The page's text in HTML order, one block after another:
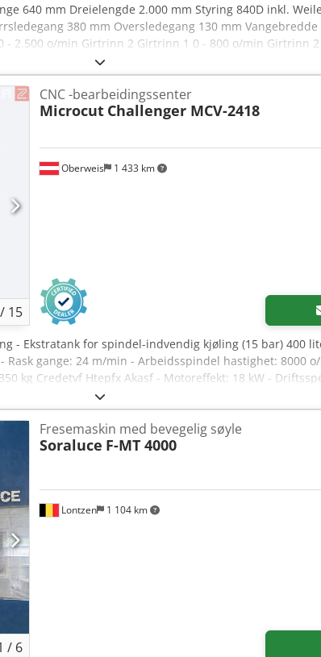
640 mm Dreielengde 2.000 mm Styring 840D inkl.
380 mm Oversledegang 130 mm
2.500 o/min Girtrinn 2 Girtrinn 1 0 - 800 o/min Girtrinn
Spindelhode str. 8 DIN 55027 Spindeldiameter i
N Matingkraft tverretning 9.000 N Matingområde 0
Tommer 1/4 - 56 TPI / 1" Modul mm . II Pinoldiameter
5,7 t Plassbehov ca. 5,0 x 3,5 x 2,0 m Syklusstyrt
/ 15
Oberweis 1 433 km
CNC -bearbeidingssenter
Microcut Challenger MCV-2418
- Ekstratank for spindel-indvendig kjøling (15 bar) 400
Rask gange: 24 m/min - Arbeidsspindel hastighet: 8000
kg Credetvf Htepfx Akasf - Motoreffekt: 18 kW -
/ 6
Lontzen 1 104 km
Fresemaskin med bevegelig søyle
Soraluce F-MT 4000